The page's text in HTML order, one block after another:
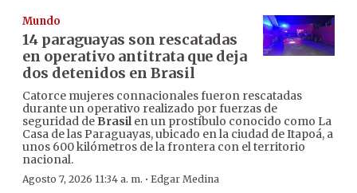
Mundo
14 paraguayas son rescatadas
en operativo antitrata que deja
dos detenidos en Brasil
Catorce mujeres connacionales fueron rescatadas
durante un operativo realizado por fuerzas de
seguridad de Brasilen un prostíbulo conocido como La
Casa de las Paraguayas, ubicado en la ciudad de Itapoá, a
unos 600 kilómetros de la frontera con el territorio
nacional.
Agosto 7, 2026 11:34 a. m. · Edgar Medina